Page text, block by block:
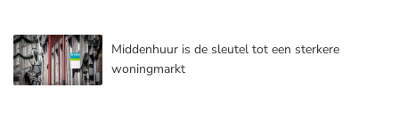
Middenhuur is de sleutel tot een sterkere
woningmarkt